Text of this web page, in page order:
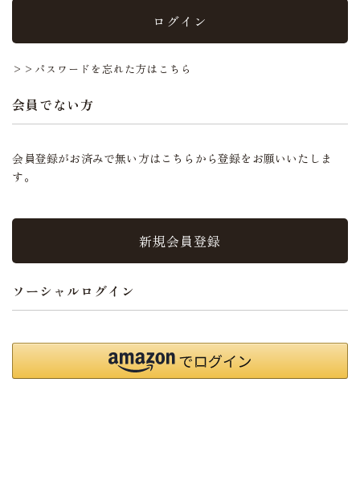
ログイン
>>パスワードを忘れた方はこちら
会員でない方
会員登録がお済みで無い方はこちらから登録をお願いいたしま
す。
新規会員登録
ソーシャルログイン